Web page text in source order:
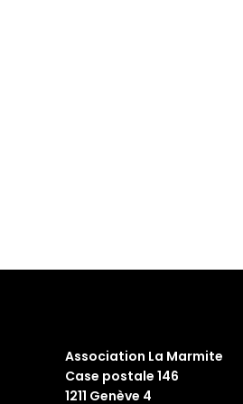
Association La Marmite
Case postale 146
1211 Genève 4